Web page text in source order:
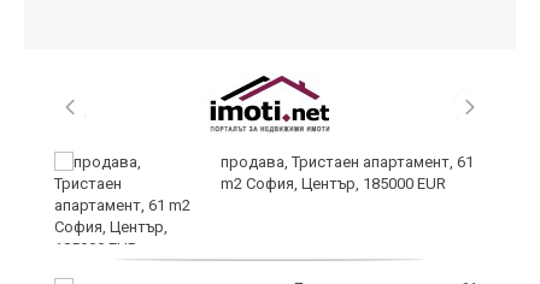
продава, Тристаен апартамент, 61
m2 София, Център, 185000 EUR